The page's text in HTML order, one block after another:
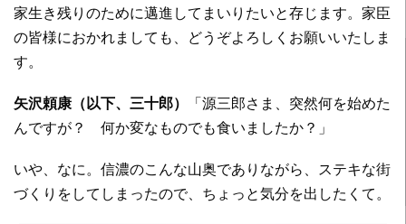
家生き残りのために邁進してまいりたいと存じます。家臣
の皆様におかれましても、どうぞよろしくお願いいたしま
す。
矢沢頼康（以下、三十郎）
「源三郎さま、突然何を始めた
んですが？ 何か変なものでも食いましたか？」
いや、なに。信濃のこんな山奥でありながら、ステキな街
づくりをしてしまったので、ちょっと気分を出したくて。